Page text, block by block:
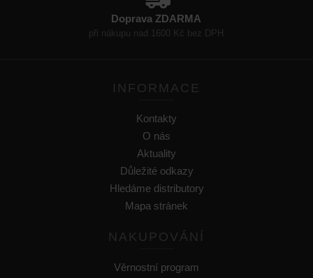
Doprava ZDARMA
při nákupu nad 1600 Kč bez DPH
INFORMACE
Kontakty
O nás
Aktuality
Důležité odkazy
Hledáme distributory
Mapa stránek
NAKUPOVÁNÍ
Věrnostní program